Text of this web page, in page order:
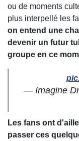
ou de moments
plus interpellé les
on entend une
devenir un futur
groupe en ce
— Imagine
Les fans ont
passer ces